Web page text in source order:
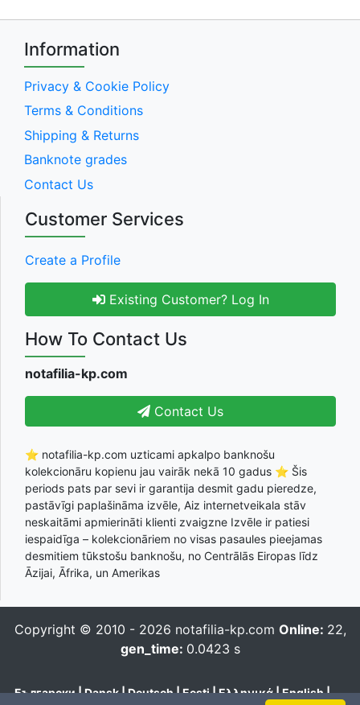
Information
Privacy & Cookie Policy
Terms & Conditions
Shipping & Returns
Banknote grades
Contact Us
Customer Services
Create a Profile
Existing Customer? Log In
How To Contact Us
notafilia-kp.com
Contact Us
⭐ notafilia-kp.com uzticami apkalpo banknošu
kolekcionāru kopienu jau vairāk nekā 10 gadus ⭐ Šis
periods pats par sevi ir garantija desmit gadu pieredze,
pastāvīgi paplašināma izvēle, Aiz internetveikala stāv
neskaitāmi apmierināti klienti zvaigzne Izvēle ir patiesi
iespaidīga – kolekcionāriem no visas pasaules pieejamas
desmitiem tūkstošu banknošu, no Centrālās Eiropas līdz
Āzijai, Āfrika, un Amerikas
Copyright © 2010 - 2026 notafilia-kp.com Online: 22,
gen_time: 0.0423 s
Български|Dansk|Deutsch|Eesti|Ελληνικά|English|